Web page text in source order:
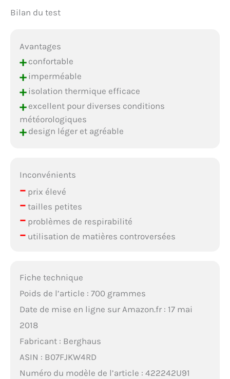
Bilan du test
Avantages
+confortable
+imperméable
+isolation thermique efficace
+excellent pour diverses conditions
météorologiques
+design léger et agréable
Inconvénients
–prix élevé
–tailles petites
–problèmes de respirabilité
–utilisation de matières controversées
Fiche technique
Poids de l’article : 700 grammes
Date de mise en ligne sur Amazon.fr : 17 mai
2018
Fabricant : Berghaus
ASIN : B07FJKW4RD
Numéro du modèle de l’article : 422242U91